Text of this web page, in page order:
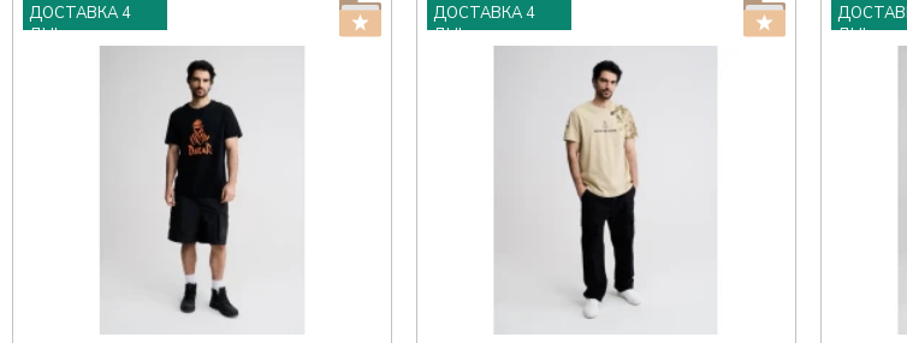
ДОСТАВКА 4
ДНІ
ДОСТАВКА 4
ДНІ
ДНІ